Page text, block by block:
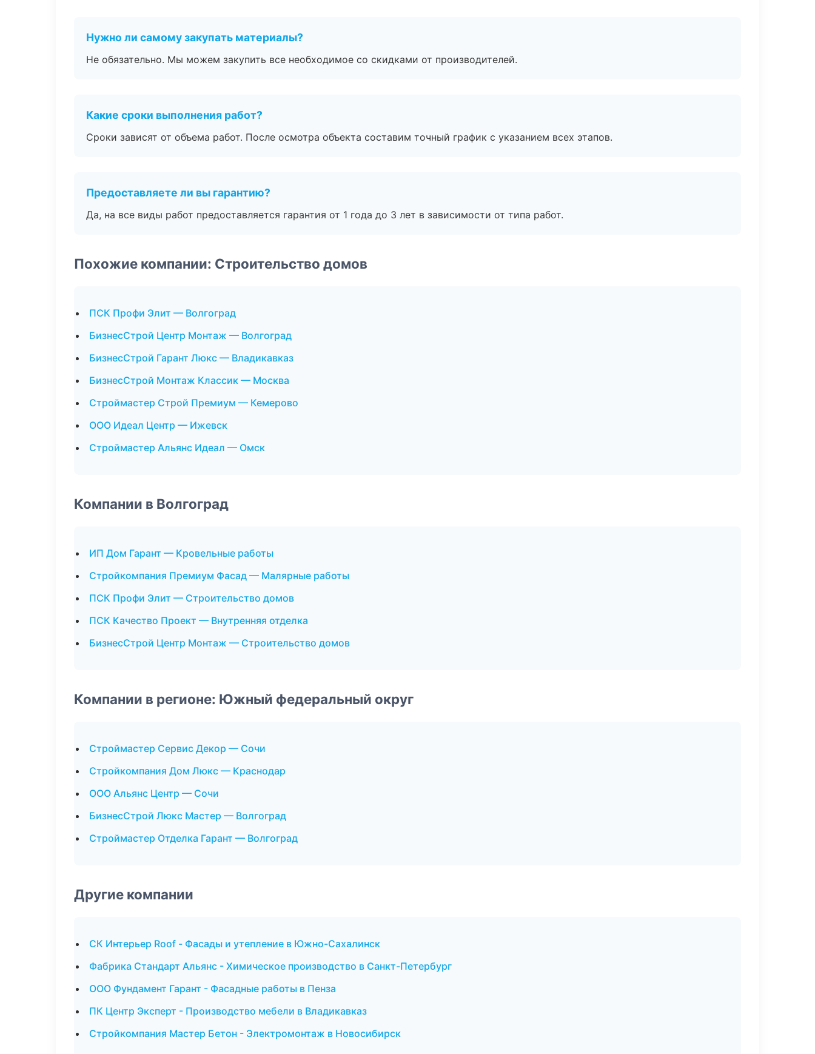
Нужно ли самому закупать материалы?
Не обязательно. Мы можем закупить все необходимое со скидками от производителей.
Какие сроки выполнения работ?
Сроки зависят от объема работ. После осмотра объекта составим точный график с указанием всех этапов.
Предоставляете ли вы гарантию?
Да, на все виды работ предоставляется гарантия от 1 года до 3 лет в зависимости от типа работ.
Похожие компании: Строительство домов
ПСК Профи Элит — Волгоград
БизнесСтрой Центр Монтаж — Волгоград
БизнесСтрой Гарант Люкс — Владикавказ
БизнесСтрой Монтаж Классик — Москва
Строймастер Строй Премиум — Кемерово
ООО Идеал Центр — Ижевск
Строймастер Альянс Идеал — Омск
Компании в Волгоград
ИП Дом Гарант — Кровельные работы
Стройкомпания Премиум Фасад — Малярные работы
ПСК Профи Элит — Строительство домов
ПСК Качество Проект — Внутренняя отделка
БизнесСтрой Центр Монтаж — Строительство домов
Компании в регионе: Южный федеральный округ
Строймастер Сервис Декор — Сочи
Стройкомпания Дом Люкс — Краснодар
ООО Альянс Центр — Сочи
БизнесСтрой Люкс Мастер — Волгоград
Строймастер Отделка Гарант — Волгоград
Другие компании
СК Интерьер Roof - Фасады и утепление в Южно-Сахалинск
Фабрика Стандарт Альянс - Химическое производство в Санкт-Петербург
ООО Фундамент Гарант - Фасадные работы в Пенза
ПК Центр Эксперт - Производство мебели в Владикавказ
Стройкомпания Мастер Бетон - Электромонтаж в Новосибирск